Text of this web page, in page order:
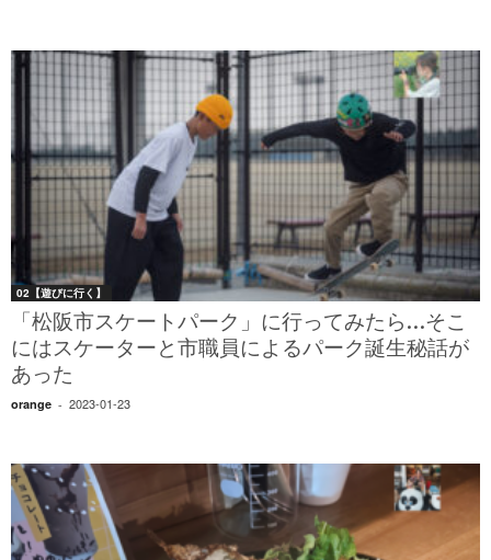
02【遊びに行く】
「松阪市スケートパーク」に行ってみたら…そこ
にはスケーターと市職員によるパーク誕生秘話が
あった
orange - 2023-01-23